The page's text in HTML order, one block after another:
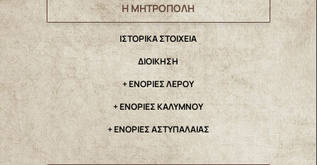
Η ΜΗΤΡΟΠΟΛΗ
IΣΤΟΡΙΚΑ ΣΤΟΙΧΕΙΑ
ΔΙΟΙΚΗΣΗ
+ ΕΝΟΡΙΕΣ ΛΕΡΟΥ
+ ΕΝΟΡΙΕΣ ΚΑΛΥΜΝΟΥ
+ ΕΝΟΡΙΕΣ ΑΣΤΥΠΑΛΑΙΑΣ